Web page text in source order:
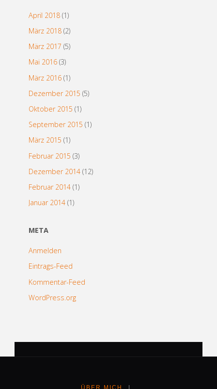
April 2018(1)
März 2018(2)
März 2017 (5)
Mai 2016(3)
März 2016(1)
Dezember 2015 (5)
Oktober 2015 (1)
September 2015 (1)
März 2015 (1)
Februar 2015 (3)
Dezember 2014(12)
Februar 2014(1)
Januar 2014(1)
META
Anmelden
Eintrags-Feed
Kommentar-Feed
WordPress.org
ÜBER MICH